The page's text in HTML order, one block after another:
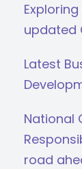
updated
Latest
National
road